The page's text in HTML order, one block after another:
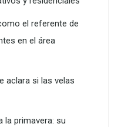
el referente de
en el área
aclara si las velas
la primavera: su